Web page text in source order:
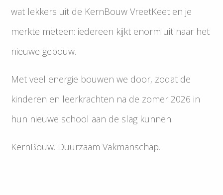
wat lekkers uit de KernBouw VreetKeet en je
merkte meteen: iedereen kijkt enorm uit naar het
nieuwe gebouw.
Met veel energie bouwen we door, zodat de
kinderen en leerkrachten na de zomer 2026 in
hun nieuwe school aan de slag kunnen.
KernBouw. Duurzaam Vakmanschap.